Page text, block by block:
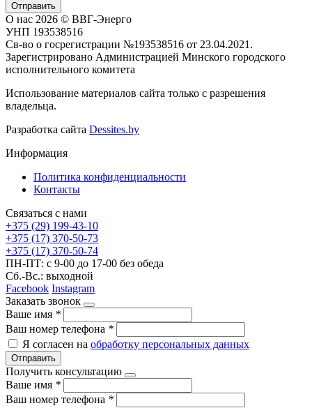
Отправить
О нас 2026 © ВВГ-Энерго
УНП 193538516
Св-во о госрегистрации №193538516 от 23.04.2021.
Зарегистрировано Администрацией Минского городского
исполнительного комитета
Использование материалов сайта только с разрешения
владельца.
Разработка сайта Dessites.by
Информация
Политика конфиденциальности
Контакты
Связаться с нами
+375 (29) 199-43-10
+375 (17) 370-50-73
+375 (17) 370-50-74
ПН-ПТ: с 9-00 до 17-00 без обеда
Сб.-Вс.: выходной
Facebook Instagram
Заказать звонок
Ваше имя *
Ваш номер телефона *
Я согласен на обработку персональных данных
Отправить
Получить консультацию
Ваше имя *
Ваш номер телефона *